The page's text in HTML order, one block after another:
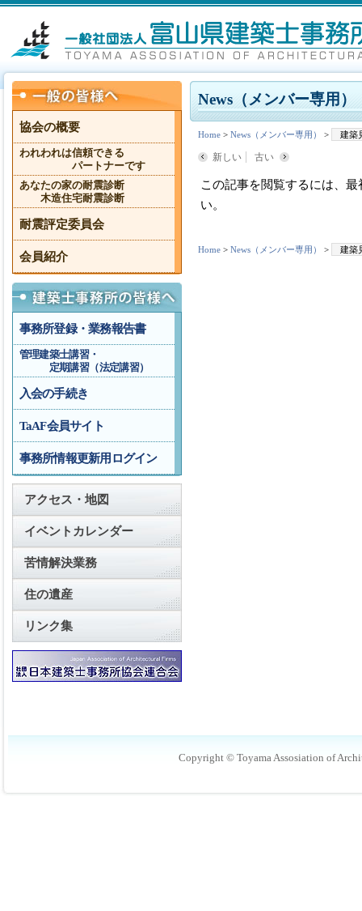
News（メンバー専用）
Home > News（メンバー専用） > 建築
新しい 古い
この記事を閲覧するには、
い。
Home > News（メンバー専用） > 建築
協会の概要
われわれは信頼できる
パートナーです
あなたの家の耐震診断
木造住宅耐震診断
耐震評定委員会
会員紹介
事務所登録・業務報告書
管理建築士講習・
定期講習（法定講習）
入会の手続き
TaAF会員サイト
事務所情報更新用ログイン
アクセス・地図
イベントカレンダー
苦情解決業務
住の遺産
リンク集
Copyright © Toyama Assosiation of